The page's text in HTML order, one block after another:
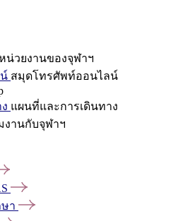
น่วยงานของจุฬาฯ
สมุดโทรศัพท์ออนไลน์
แผนที่และการเดินทาง
งานกับจุฬาฯ
า